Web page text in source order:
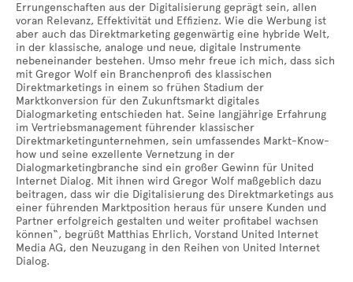
Errungenschaften aus der Digitalisierung geprägt sein, allen
voran Relevanz, Effektivität und Effizienz. Wie die Werbung ist
aber auch das Direktmarketing gegenwärtig eine hybride Welt,
in der klassische, analoge und neue, digitale Instrumente
nebeneinander bestehen. Umso mehr freue ich mich, dass sich
mit Gregor Wolf ein Branchenprofi des klassischen
Direktmarketings in einem so frühen Stadium der
Marktkonversion für den Zukunftsmarkt digitales
Dialogmarketing entschieden hat. Seine langjährige Erfahrung
im Vertriebsmanagement führender klassischer
Direktmarketingunternehmen, sein umfassendes Markt-Know-
how und seine exzellente Vernetzung in der
Dialogmarketingbranche sind ein großer Gewinn für United
Internet Dialog. Mit ihnen wird Gregor Wolf maßgeblich dazu
beitragen, dass wir die Digitalisierung des Direktmarketings aus
einer führenden Marktposition heraus für unsere Kunden und
Partner erfolgreich gestalten und weiter profitabel wachsen
können“, begrüßt Matthias Ehrlich, Vorstand United Internet
Media AG, den Neuzugang in den Reihen von United Internet
Dialog.